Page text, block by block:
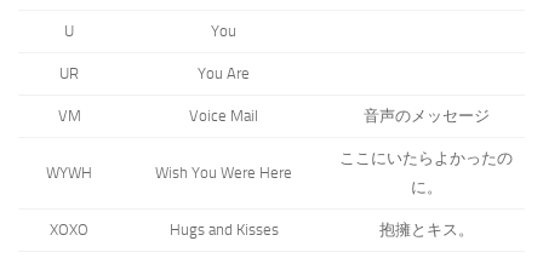
U You
UR You Are
VM Voice Mail 音声のメッセージ
WYWH Wish You Were Here
ここにいたらよかったの
に。
XOXO Hugs and Kisses 抱擁とキス。